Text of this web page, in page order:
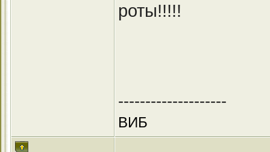
роты!!!!!
--------------------
ВИБ